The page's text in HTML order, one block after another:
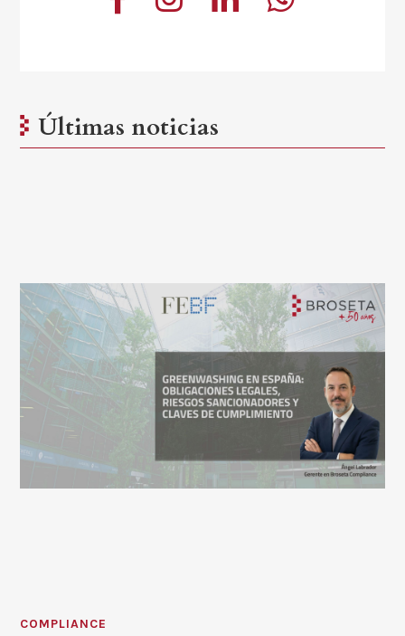
Últimas noticias
COMPLIANCE